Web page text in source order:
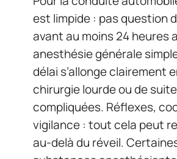
est limpide : pas question
avant au moins 24 heures
anesthésie générale
délai s’allonge clairement
chirurgie lourde ou de
compliquées. Réflexes,
vigilance : tout cela peut
au-delà du réveil.